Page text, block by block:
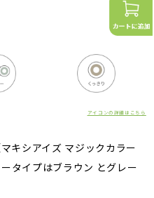
アイコンの詳細はこちら
キシアイズ マジックカラー
タイプはブラウン とグレー